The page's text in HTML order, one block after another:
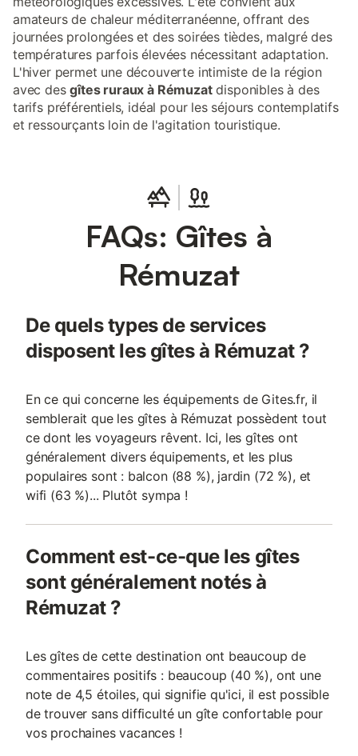
amateurs de chaleur méditerranéenne, offrant des
journées prolongées et des soirées tièdes, malgré des
températures parfois élevées nécessitant adaptation.
L'hiver permet une découverte intimiste de la région
avec desgîtes ruraux à Rémuzatdisponibles à des
tarifs préférentiels, idéal pour les séjours contemplatifs
et ressourçants loin de l'agitation touristique.
FAQs: Gîtes à
Rémuzat
De quels types de services
disposent les gîtes à Rémuzat ?
En ce qui concerne les équipements de Gites.fr, il
semblerait que les gîtes à Rémuzat possèdent tout
ce dont les voyageurs rêvent. Ici, les gîtes ont
généralement divers équipements, et les plus
populaires sont : balcon (88 %), jardin (72 %), et
wifi (63 %)... Plutôt sympa !
Comment est-ce-que les gîtes
sont généralement notés à
Rémuzat ?
Les gîtes de cette destination ont beaucoup de
commentaires positifs : beaucoup (40 %), ont une
note de 4,5 étoiles, qui signifie qu'ici, il est possible
de trouver sans difficulté un gîte confortable pour
vos prochaines vacances !